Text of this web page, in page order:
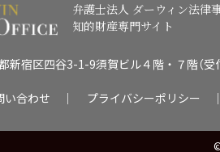
弁護士法人 ダーウィン法律
知的財産専門サイト
新宿区四谷3-1-9須賀ビル４階・７階（受
い合わせ ｜ プライバシーポリシー